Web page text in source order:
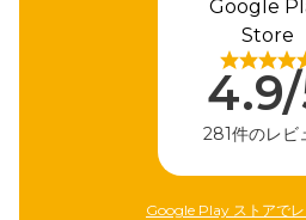
Apple
310件のレ
Apple Storeでレ